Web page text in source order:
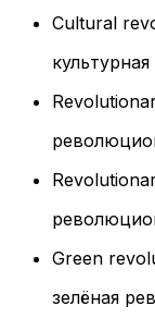
Cultural
Green
зелёная